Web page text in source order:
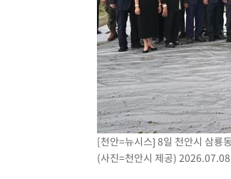
[단독]중수청 지원 검사들, 정원 초과
낮 최고 37도 찜통더위…곳곳 소나기·
SK하이닉스, 용인·청주 팹에 54조
여자배구 이재영·이다영 자매, 아제르
외국인 심판 성 접대 7경기 들여다보
[속보]코스닥, 2.86포인트(0.36%) 내
[속보]코스피, 6200선 약보합
[속보]원·달러 환율, 7.7원 내린
[속보] 노원서 40.1도 관측…서울,
[천안=뉴시스] 8일 천안시 삼룡
(사진=천안시 제공) 2026.07.08